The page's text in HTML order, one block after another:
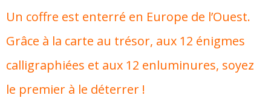
Un coffre est enterré en Europe de l’Ouest.
Grâce à la carte au trésor, aux 12 énigmes
calligraphiées et aux 12 enluminures, soyez
le premier à le déterrer !